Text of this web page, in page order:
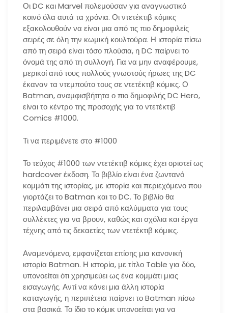
Οι DC και Marvel πολεμούσαν για αναγνωστικό
κοινό όλα αυτά τα χρόνια. Οι ντετέκτιβ κόμικς
εξακολουθούν να είναι μια από τις πιο δημοφιλείς
σειρές σε όλη την κωμική κουλτούρα. Η ιστορία πίσω
από τη σειρά είναι τόσο πλούσια, η DC παίρνει το
όνομά της από τη συλλογή. Για να μην αναφέρουμε,
μερικοί από τους πολλούς γνωστούς ήρωες της DC
έκαναν τα ντεμπούτο τους σε ντετέκτιβ κόμικς. Ο
Batman, αναμφισβήτητα ο πιο δημοφιλής DC Hero,
είναι το κέντρο της προσοχής για το ντετέκτιβ
Comics #1000.
Τι να περιμένετε στο #1000
Το τεύχος #1000 των ντετέκτιβ κόμικς έχει οριστεί ως
hardcover έκδοση. Το βιβλίο είναι ένα ζωντανό
κομμάτι της ιστορίας, με ιστορία και περιεχόμενο που
γιορτάζει το Batman και το DC. Το βιβλίο θα
περιλαμβάνει μια σειρά από καλύμματα για τους
συλλέκτες για να βρουν, καθώς και σχόλια και έργα
τέχνης από τις δεκαετίες των ντετέκτιβ κόμικς.
Αναμενόμενο, εμφανίζεται επίσης μια κανονική
ιστορία Batman. Η ιστορία, με τίτλο Table για δύο,
υπονοείται ότι χρησιμεύει ως ένα κομμάτι μιας
εισαγωγής. Αντί να κάνει μια άλλη ιστορία
καταγωγής, η περιπέτεια παίρνει το Batman πίσω
στα βασικά. Το ίδιο το κόμικ υπονοείται για να